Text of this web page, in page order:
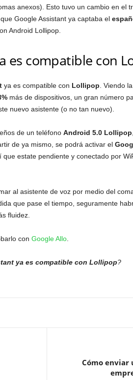
anexos). Esto tuvo un cambio en el
Google Assistant ya captaba el
Android Lollipop.
es compatible con
ya es compatible con Lollipop . Viendo
más de dispositivos, un gran número
nuevo asistente (o no tan nuevo).
de un teléfono Android 5.0 Lollipop
de ya mismo, se podrá activar el
estate pendiente y conectado por
al asistente de voz por medio del
que pase el tiempo, seguramente
fluidez.
con Google Allo.
ya es compatible con Lollipop?
Cómo enviar